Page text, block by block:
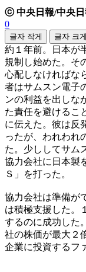
ⓒ 中央日報/中央日
0
글자 작게 글자 크게
約１年前。日本が
規制し始めた。そ
心配しなければな
者はサムスン電子
ンの利益を出しな
た責任を避けるこ
に伝えた。彼は反
ったが、われわれ
た。少ししてサム
協力会社に日本製
Ｓ」を打った。
協力会社は準備が
は積極支援した。
するのに成功した
社の株価が最大２
企業に投資するフ